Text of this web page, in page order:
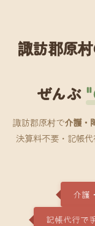
諏訪郡原
ぜんぶ
諏訪郡原村で介護・
決算料不要・記帳
介護
記帳代行で